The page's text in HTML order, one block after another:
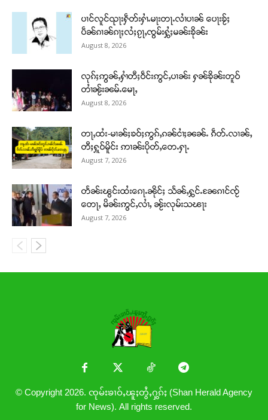
ပၢင်လူင်ၺႃးႁဵတ်းႁၢႆႉမႃးတႃႉလၢႆပၢၼ် ​​ပေႃးၶႂ်ႈ
ပဵၼ်ၵၢၼ်ၵႃႈလႆႈၵႂႃႇၸွမ်းႁွႆႈမၼ်းၶိုၼ်း
August 8, 2026
လုၵ်ႈဢွၼ်ႇႁၢႆတီႈဝဵင်းဢွင်ႇပၢၼ်း ႁၼ်ၶိုၼ်းတူဝ်
တၢႆၼႂ်းၼမ်ႉမေႃႇ
August 8, 2026
တႃႇထႆး-မၢၼ်ႈၶဝ်ႈဢွၵ်ႇၵၼ်ငၢႆႈၼၼ်ႉ ၵဵတ်ႉလၢၼ်ႇ
တီႈႁူဝ်မိူင်း ဢၢၼ်းပိုတ်ႇတေႉႁႃႉ
August 7, 2026
တႅၼ်းၽွင်းထႆးၵေႃႉၼိုင်ႈ သႅၼ်ႇႁွင်ႉၼႄၵၢင်ၸႂ်
တေႃႇ မိၼ်းဢွင်ႇလၢႆႇ ၼႂ်းလုမ်းသၽႃး
August 7, 2026
© Copyright 2026. ၸုမ်းၶၢဝ်ႇၽူႈတွႆႇႁွၵ်ႈ (Shan Herald Agency
for News). All rights reserved.